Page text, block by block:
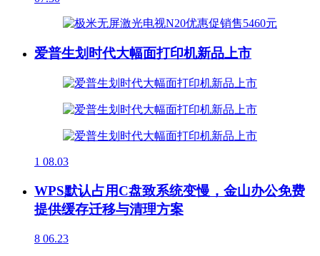
爱普生划时代大幅面打印机新品上市
1 08.03
WPS默认占用C盘致系统变慢，金山办公免费
提供缓存迁移与清理方案
8 06.23